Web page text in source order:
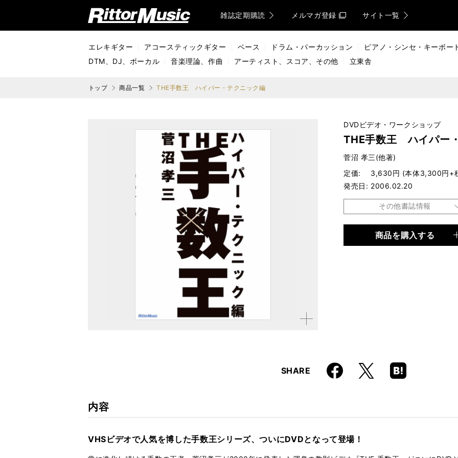
リットーミュージック (Rittor Music) 雑誌定期購読 メルマガ登録 サイト一覧
エレキギター アコースティックギター ベース ドラム・パーカッション ピアノ・シンセ・キーボー
DTM、DJ、ボーカル
音楽理論、作曲 アーティスト、スコア、その他 立東舎
トップ 商品一覧 THE手数王 ハイパー・テクニック編
拡大す
DVDビデオ・ワークショップ
THE手数王 ハイパー
菅沼 孝三(他著)
定価
3,630円 (本体3,300円+
発売日
2006.02.20
その他書誌情報
CD・DVD
商品を購入する
SHARE Faceboo
k
X
Hatena
Boo
内容
VHSビデオで人気を博した手数王シリーズ、ついにDVDとなって登場！